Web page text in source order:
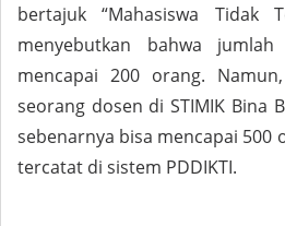
bertajuk “Mahasiswa Tidak
menyebutkan bahwa
mencapai 200 orang.
seorang dosen di STIMIK Bina
sebenarnya bisa mencapai 500
tercatat di sistem PDDIKTI.